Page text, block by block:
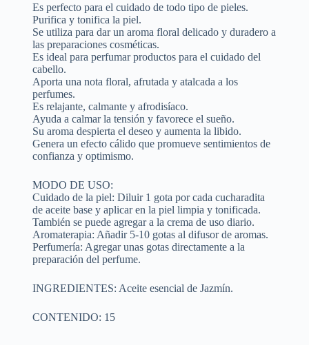
Es perfecto para el cuidado de todo tipo de pieles.
Purifica y tonifica la piel.
Se utiliza para dar un aroma floral delicado y duradero a
las preparaciones cosméticas.
Es ideal para perfumar productos para el cuidado del
cabello.
Aporta una nota floral, afrutada y atalcada a los
perfumes.
Es relajante, calmante y afrodisíaco.
Ayuda a calmar la tensión y favorece el sueño.
Su aroma despierta el deseo y aumenta la libido.
Genera un efecto cálido que promueve sentimientos de
confianza y optimismo.
MODO DE USO:
Cuidado de la piel: Diluir 1 gota por cada cucharadita
de aceite base y aplicar en la piel limpia y tonificada.
También se puede agregar a la crema de uso diario.
Aromaterapia: Añadir 5-10 gotas al difusor de aromas.
Perfumería: Agregar unas gotas directamente a la
preparación del perfume.
INGREDIENTES: Aceite esencial de Jazmín.
CONTENIDO: 15